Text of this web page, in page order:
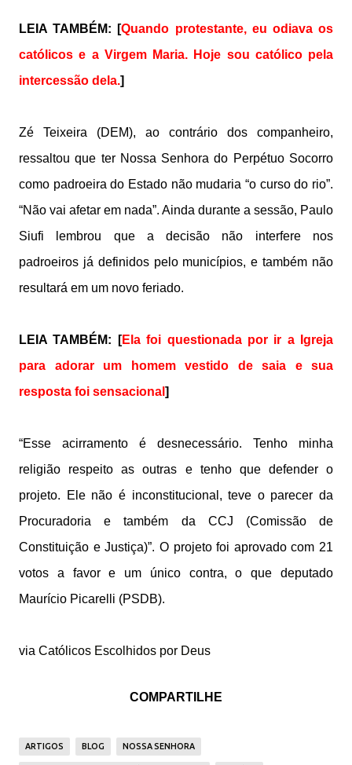
LEIA TAMBÉM: [Quando protestante, eu odiava os
católicos e a Virgem Maria. Hoje sou católico pela
intercessão dela.]
Zé Teixeira (DEM), ao contrário dos companheiro,
ressaltou que ter Nossa Senhora do Perpétuo Socorro
como padroeira do Estado não mudaria “o curso do rio”.
“Não vai afetar em nada”. Ainda durante a sessão, Paulo
Siufi lembrou que a decisão não interfere nos
padroeiros já definidos pelo municípios, e também não
resultará em um novo feriado.
LEIA TAMBÉM: [Ela foi questionada por ir a Igreja
para adorar um homem vestido de saia e sua
resposta foi sensacional ]
“Esse acirramento é desnecessário. Tenho minha
religião respeito as outras e tenho que defender o
projeto. Ele não é inconstitucional, teve o parecer da
Procuradoria e também da CCJ (Comissão de
Constituição e Justiça)”. O projeto foi aprovado com 21
votos a favor e um único contra, o que deputado
Maurício Picarelli (PSDB).
via Católicos Escolhidos por Deus
COMPARTILHE
ARTIGOS BLOG NOSSA SENHORA